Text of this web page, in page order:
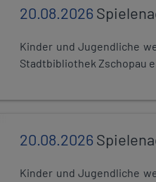
20.08.2026
Kinder und Jugendliche
Stadtbibliothek Zschopau
20.08.2026
Kinder und Jugendliche